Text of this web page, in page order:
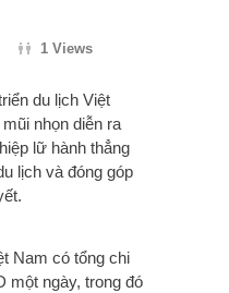
1 Views
du lịch Việt
nhọn diễn ra
lữ hành thẳng
lịch và đóng góp
Nam có tổng chi
một ngày, trong đó